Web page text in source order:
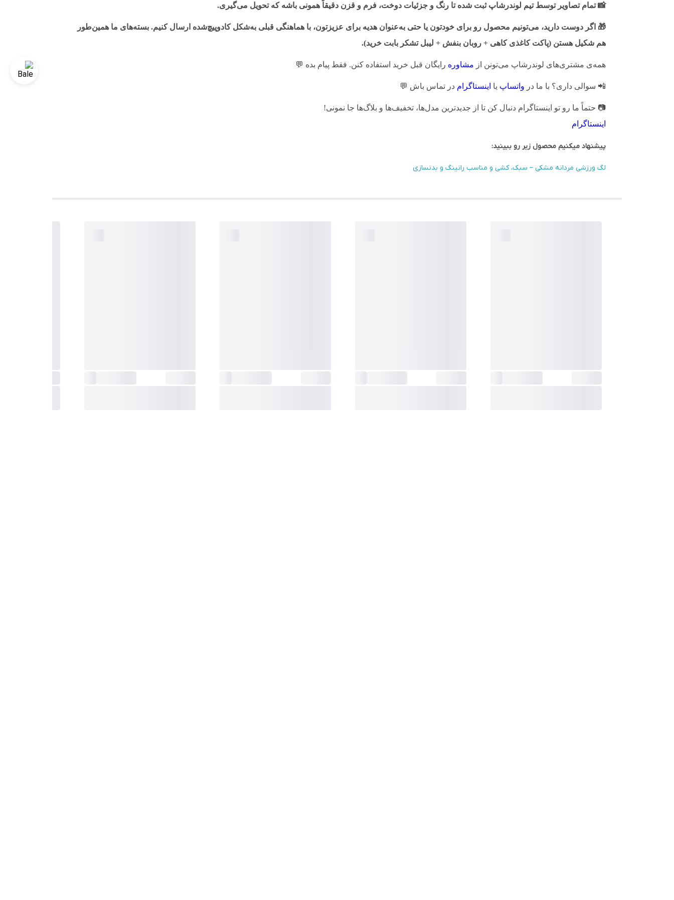
📸تمام تصاویر توسط تیم لوندرشاپ ثبت شده تا رنگ و جزئیات دوخت، فرم و قزن دقیقاً همونی باشه که تحویل می‌گیری.
🎁 اگر دوست دارید، می‌تونیم محصول رو برای خودتون یا حتی به‌عنوان هدیه برای عزیزتون، با هماهنگی قبلی به‌شکل کادوپیچ‌شده ارسال کنیم. بسته‌های ما همین‌طور
هم شکیل هستن (پاکت کاغذی کاهی + روبان بنفش + لیبل تشکر بابت خرید).
همه‌ی مشتری‌های لوندرشاپ می‌تونن از مشاوره رایگان قبل خرید استفاده کنن. فقط پیام بده 💬
📲 سوالی داری؟ با ما در واتساپ یا اینستاگرام در تماس باش 💬
📷 حتماً ما رو تو اینستاگرام دنبال کن تا از جدیدترین مدل‌ها، تخفیف‌ها و بلاگ‌ها جا نمونی!
اینستاگرام
پیشنهاد میکنیم محصول زیر رو ببینید:
لگ ورزشی مردانه مشکی – سبک، کشی و مناسب رانینگ و بدنسازی